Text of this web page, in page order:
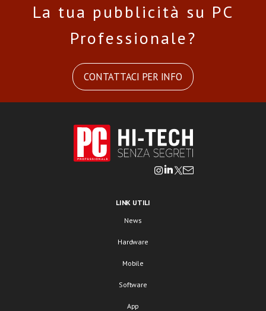
La tua pubblicità su PC
Professionale?
CONTATTACI PER INFO
LINK UTILI
News
Hardware
Mobile
Software
App